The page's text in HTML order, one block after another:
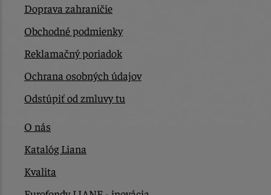
Doprava zahraničie
Obchodné podmienky
Reklamačný poriadok
Ochrana osobných údajov
Odstúpiť od zmluvy tu
O nás
Katalóg Liana
Kvalita